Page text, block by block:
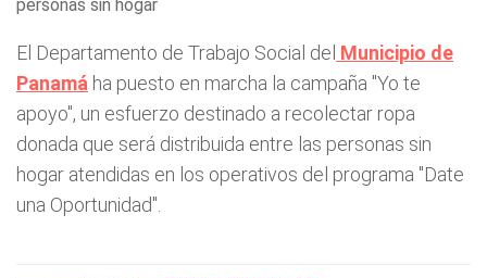
personas sin hogar
El Departamento de Trabajo Social del Municipio de
Panamá ha puesto en marcha la campaña "Yo te
apoyo", un esfuerzo destinado a recolectar ropa
donada que será distribuida entre las personas sin
hogar atendidas en los operativos del programa "Date
una Oportunidad".